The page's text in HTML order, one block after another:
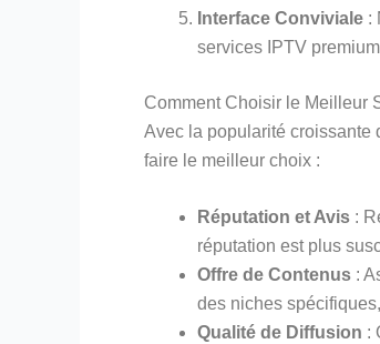
Interface Conviviale :
services IPTV
Comment Choisir le Meilleur
Avec la popularité croissante
faire le meilleur choix :
Réputation et Avis :
réputation est plus
Offre de Contenus :
des niches
Qualité de Diffusion :